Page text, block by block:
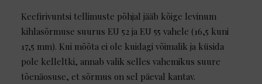
Keefirivuntsi tellimuste põhjal jääb kõige levinum
kihlasõrmuse suurus EU 52 ja EU 55 vahele (16,5 kuni
17,5 mm). Kui mõõta ei ole kuidagi võimalik ja küsida
pole kelleltki, annab valik selles vahemikus suure
tõenäosuse, et sõrmus on sel päeval kantav.